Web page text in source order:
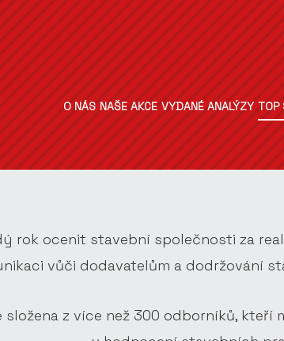
O NÁS NAŠE AKCE VYDANÉ ANALÝZY TOP
rok ocenit stavební společnosti za
vůči dodavatelům a dodržování
složena z více než 300 odborníků, kteří